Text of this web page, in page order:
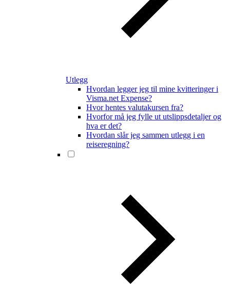
Utlegg
Hvordan legger jeg til mine kvitteringer i
Visma.net Expense?
Hvor hentes valutakursen fra?
Hvorfor må jeg fylle ut utslippsdetaljer og
hva er det?
Hvordan slår jeg sammen utlegg i en
reiseregning?